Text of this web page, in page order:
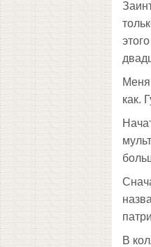
как.
В